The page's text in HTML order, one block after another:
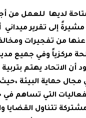
لديها للعمل من
إلى تقرير ميداني
عنها من تفجيرات
مركزياً وفي جميع
الاتحاد يهتم
حماية البيئة
التي تساهم في
تتناول القضايا